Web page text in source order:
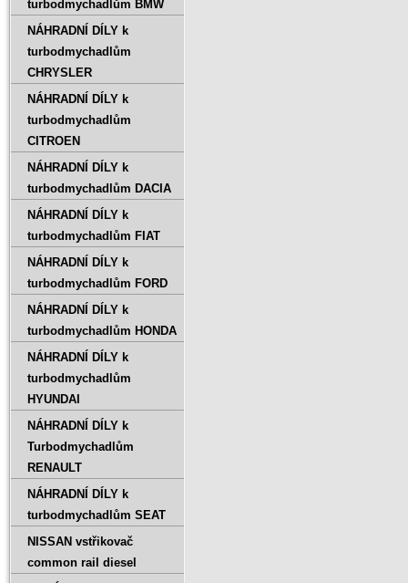
turbodmychadlům BMW
NÁHRADNÍ DÍLY k
turbodmychadlům
CHRYSLER
NÁHRADNÍ DÍLY k
turbodmychadlům
CITROEN
NÁHRADNÍ DÍLY k
turbodmychadlům DACIA
NÁHRADNÍ DÍLY k
turbodmychadlům FIAT
NÁHRADNÍ DÍLY k
turbodmychadlům FORD
NÁHRADNÍ DÍLY k
turbodmychadlům HONDA
NÁHRADNÍ DÍLY k
turbodmychadlům
HYUNDAI
NÁHRADNÍ DÍLY k
Turbodmychadlům
RENAULT
NÁHRADNÍ DÍLY k
turbodmychadlům SEAT
NISSAN vstřikovač
common rail diesel